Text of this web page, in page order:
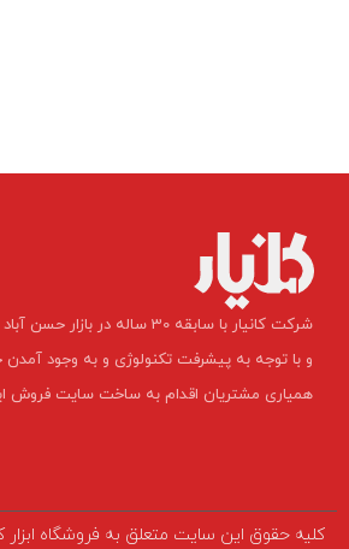
​شرکت کانیار با سابقه 30
و با توجه به پیشرفت تکنولوژی و به وجود
همیاری مشتریان اقدام به ساخت سایت فروش
کلیه حقوق این سایت متعلق به فروشگاه